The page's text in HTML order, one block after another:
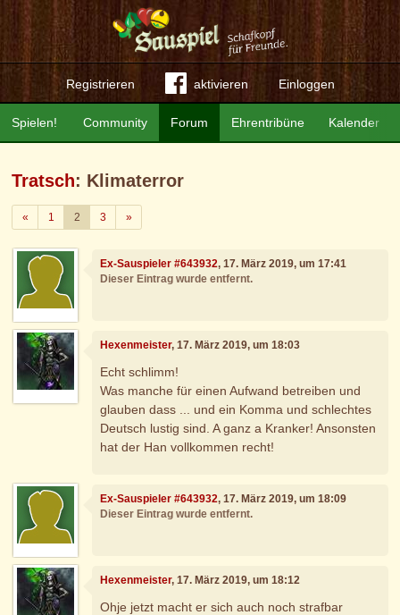
Registrieren aktivieren Einloggen
Community Forum Ehrentribüne Kalender
Spielen!
Tratsch: Klimaterror
«Zurück
1 2 3 »Weiter
Ex-Sauspieler #643932, 17. März 2019, um 17:41
Dieser Eintrag wurde entfernt.
Hexenmeister, 17. März 2019, um 18:03
Echt schlimm!
Was manche für einen Aufwand betreiben und
glauben dass ... und ein Komma und schlechtes
Deutsch lustig sind. A ganz a Kranker! Ansonsten
hat der Han vollkommen recht!
Ex-Sauspieler #643932, 17. März 2019, um 18:09
Dieser Eintrag wurde entfernt.
Hexenmeister, 17. März 2019, um 18:12
Ohje jetzt macht er sich auch noch strafbar